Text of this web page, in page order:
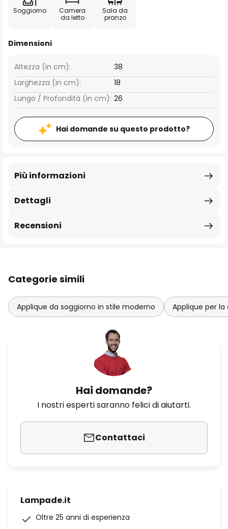
Soggiorno
Camera
da letto
Sala da
pranzo
Dimensioni
Larghezza (in cm): 18
Altezza (in cm): 38
Lungo / Profondità (in cm): 26
Hai domande su questo prodotto?
Dettagli
Più informazioni
Recensioni
Categorie simili
Applique da soggiorno in stile moderno Applique per
Hai domande?
I nostri esperti saranno felici di aiutarti.
Contattaci
Lampade.it
Oltre 25 anni di esperienza